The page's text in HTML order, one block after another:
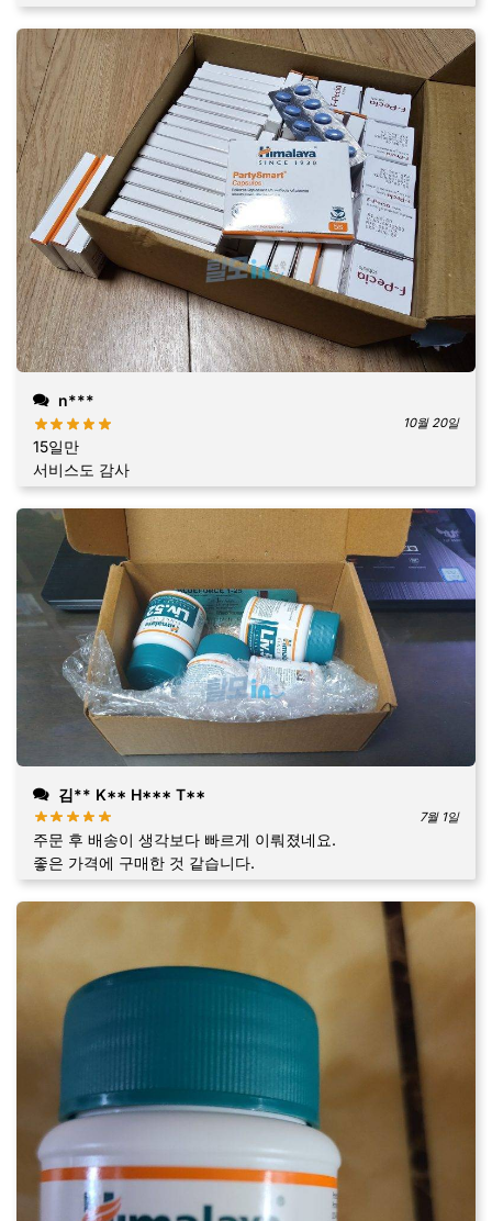
n***
10월 20일
15일만
서비스도 감사
김** K** H*** T**
7월 1일
주문 후 배송이 생각보다 빠르게 이뤄졌네요.
좋은 가격에 구매한 것 같습니다.